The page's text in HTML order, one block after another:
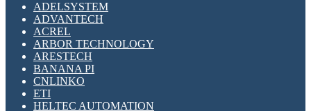
ADELSYSTEM
ADVANTECH
ACREL
ARBOR TECHNOLOGY
ARESTECH
BANANA PI
CNLINKO
ETI
HELTEC AUTOMATION